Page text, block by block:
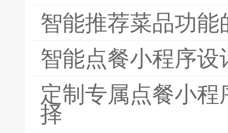
智能推荐菜品功
智能点餐小程序设
定制专属点餐小
择